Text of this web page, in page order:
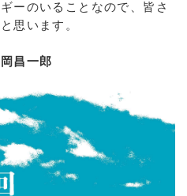
ーのいることなので、皆さ
思います。
昌一郎